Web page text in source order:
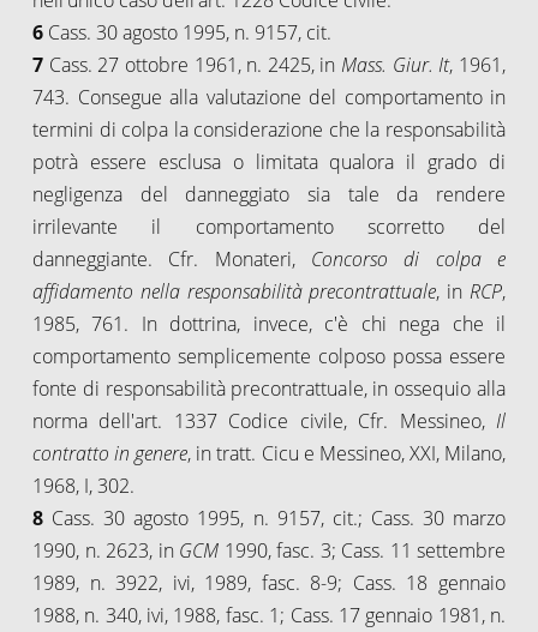
6 Cass. 30 agosto 1995, n. 9157, cit.
7 Cass. 27 ottobre 1961, n. 2425, in Mass. Giur. It, 1961,
743. Consegue alla valutazione del comportamento in
termini di colpa la considerazione che la responsabilità
potrà essere esclusa o limitata qualora il grado di
negligenza del danneggiato sia tale da rendere
irrilevante il comportamento scorretto del
danneggiante. Cfr. Monateri, Concorso di colpa e
affidamento nella responsabilità precontrattuale, in RCP,
1985, 761. In dottrina, invece, c'è chi nega che il
comportamento semplicemente colposo possa essere
fonte di responsabilità precontrattuale, in ossequio alla
norma dell'art. 1337 Codice civile, Cfr. Messineo, Il
contratto in genere, in tratt. Cicu e Messineo, XXI, Milano,
1968, I, 302.
8 Cass. 30 agosto 1995, n. 9157, cit.; Cass. 30 marzo
1990, n. 2623, in GCM 1990, fasc. 3; Cass. 11 settembre
1989, n. 3922, ivi, 1989, fasc. 8-9; Cass. 18 gennaio
1988, n. 340, ivi, 1988, fasc. 1; Cass. 17 gennaio 1981, n.